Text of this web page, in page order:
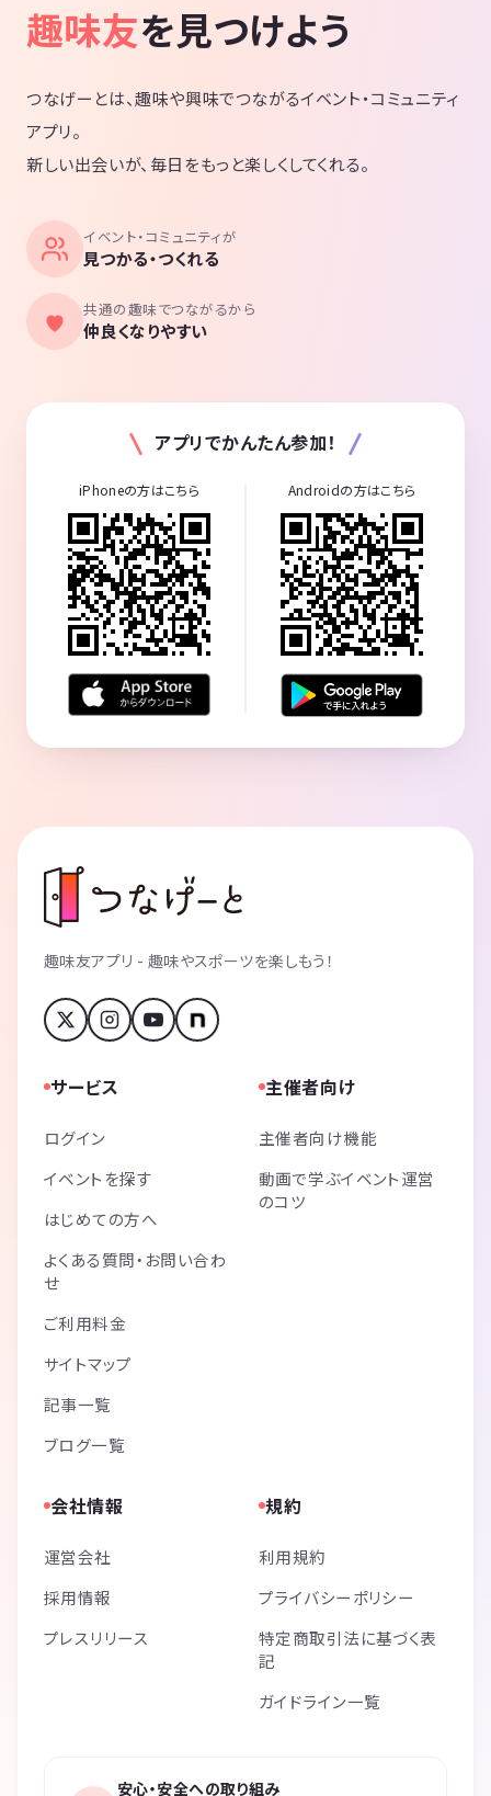
趣味友を見つけよう
つなげーとは、趣味や興味でつながるイベント・コミュニティ
アプリ。
新しい出会いが、毎日をもっと楽しくしてくれる。
イベント・コミュニティが
見つかる・つくれる
共通の趣味でつながるから
仲良くなりやすい
アプリでかんたん参加！
iPhoneの方はこちら Androidの方はこちら
趣味友アプリ - 趣味やスポーツを楽しもう！
サービス
ログイン
イベントを探す
はじめての方へ
よくある質問・お問い合わ
せ
ご利用料金
サイトマップ
記事一覧
ブログ一覧
主催者向け
主催者向け機能
動画で学ぶイベント運営
のコツ
会社情報
運営会社
採用情報
プレスリリース
規約
利用規約
プライバシーポリシー
特定商取引法に基づく表
記
ガイドライン一覧
安心・安全への取り組み